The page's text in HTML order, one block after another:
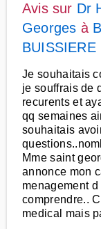
Avis sur Dr
Georges à
BUISSIERE
Je souhaitais
je souffrais de
recurents et
qq semaines
souhaitais
Mme saint
annonce mon
menagement
comprendre..
medical mais